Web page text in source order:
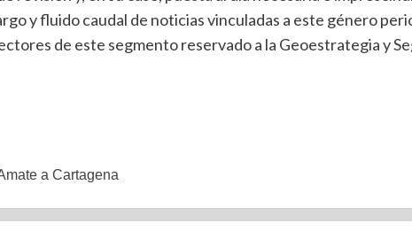
y fluido caudal de noticias vinculadas a este género
de este segmento reservado a la Geoestrategia y
a Cartagena